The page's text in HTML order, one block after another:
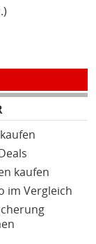
kaufen
im Vergleich